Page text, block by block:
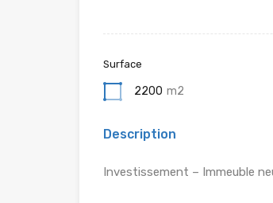
Surface
2200 m2
Description
Investissement – Immeuble